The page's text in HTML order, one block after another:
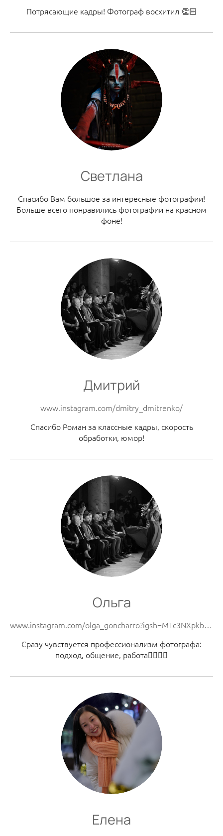
Потрясающие кадры! Фотограф восхитил 👏🏻
Светлана
Спасибо Вам большое за интересные фотографии!
Больше всего понравились фотографии на красном
фоне!
Дмитрий
www.instagram.com/dmitry_dmitrenko/
Спасибо Роман за классные кадры, скорость
обработки, юмор!
Ольга
www.instagram.com/olga_goncharro?igsh=MTc3NXpkb3Rwdjl4Mg%3D%3D&utm_source=qr
Сразу чувствуется профессионализм фотографа:
подход, общение, работа👍🏻👏🏼
Елена